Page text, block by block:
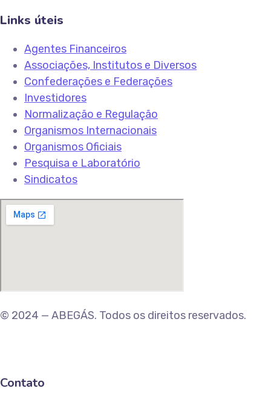
Links úteis
Agentes Financeiros
Associações, Institutos e Diversos
Confederações e Federações
Investidores
Normalização e Regulação
Organismos Internacionais
Organismos Oficiais
Pesquisa e Laboratório
Sindicatos
© 2024 — ABEGÁS. Todos os direitos reservados.
Contato